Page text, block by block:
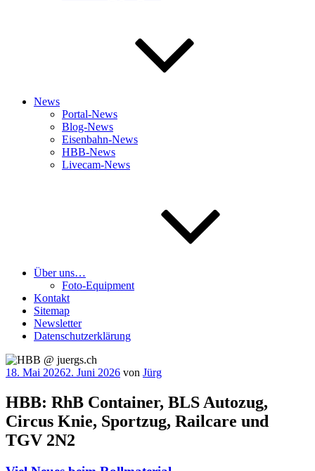
News
Portal-News
Blog-News
Eisenbahn-News
HBB-News
Livecam-News
Über uns…
Foto-Equipment
Kontakt
Sitemap
Newsletter
Datenschutzerklärung
Veröffentlicht
18. Mai 20262. Juni 2026 von Jürg
HBB: RhB Container, BLS Autozug,
Circus Knie, Sportzug, Railcare und
TGV 2N2